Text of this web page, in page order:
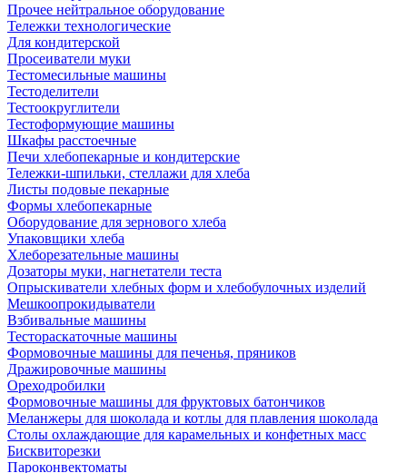
Прочее нейтральное оборудование
Тележки технологические
Для кондитерской
Просеиватели муки
Тестомесильные машины
Тестоделители
Тестоокруглители
Тестоформующие машины
Шкафы расстоечные
Печи хлебопекарные и кондитерские
Тележки-шпильки, стеллажи для хлеба
Листы подовые пекарные
Формы хлебопекарные
Оборудование для зернового хлеба
Упаковщики хлеба
Хлеборезательные машины
Дозаторы муки, нагнетатели теста
Опрыскиватели хлебных форм и хлебобулочных изделий
Мешкоопрокидыватели
Взбивальные машины
Тестораскаточные машины
Формовочные машины для печенья, пряников
Дражировочные машины
Ореходробилки
Формовочные машины для фруктовых батончиков
Меланжеры для шоколада и котлы для плавления шоколада
Столы охлаждающие для карамельных и конфетных масс
Бисквиторезки
Пароконвектоматы